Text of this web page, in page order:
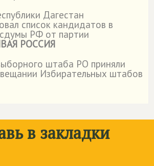
Дагестан
список кандидатов в
РФ от партии
РОССИЯ
штаба РО приняли
Избирательных штабов
в закладки